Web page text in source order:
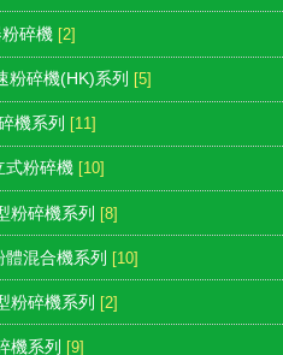
碎機 [2]
粉碎機(HK)系列 [5]
機系列 [11]
式粉碎機 [10]
粉碎機系列 [8]
混合機系列 [10]
粉碎機系列 [2]
機系列 [9]